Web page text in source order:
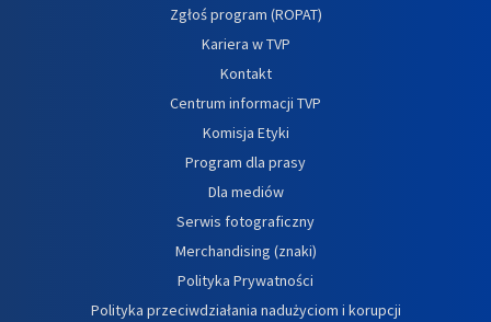
Zgłoś program (ROPAT)
Kariera w TVP
Kontakt
Centrum informacji TVP
Komisja Etyki
Program dla prasy
Dla mediów
Serwis fotograficzny
Merchandising (znaki)
Polityka Prywatności
Polityka przeciwdziałania nadużyciom i korupcji